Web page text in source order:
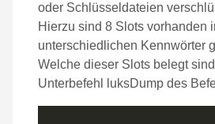
oder Schlüsseldateien
Hierzu sind 8 Slots vorhanden
unterschiedlichen Kennwörter
Welche dieser Slots belegt
Unterbefehl luksDump des